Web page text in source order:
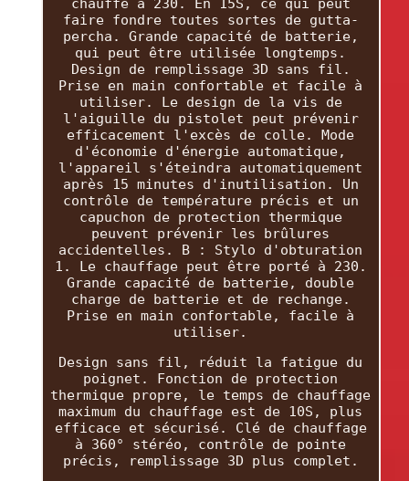
chauffé à 230. En 15S, ce qui peut
faire fondre toutes sortes de gutta-
percha. Grande capacité de batterie,
qui peut être utilisée longtemps.
Design de remplissage 3D sans fil.
Prise en main confortable et facile à
utiliser. Le design de la vis de
l'aiguille du pistolet peut prévenir
efficacement l'excès de colle. Mode
d'économie d'énergie automatique,
l'appareil s'éteindra automatiquement
après 15 minutes d'inutilisation. Un
contrôle de température précis et un
capuchon de protection thermique
peuvent prévenir les brûlures
accidentelles. B : Stylo d'obturation
1. Le chauffage peut être porté à 230.
Grande capacité de batterie, double
charge de batterie et de rechange.
Prise en main confortable, facile à
utiliser.
Design sans fil, réduit la fatigue du
poignet. Fonction de protection
thermique propre, le temps de chauffage
maximum du chauffage est de 10S, plus
efficace et sécurisé. Clé de chauffage
à 360° stéréo, contrôle de pointe
précis, remplissage 3D plus complet.